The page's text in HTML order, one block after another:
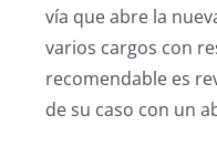
vía que abre la
varios cargos con
recomendable es
de su caso con un